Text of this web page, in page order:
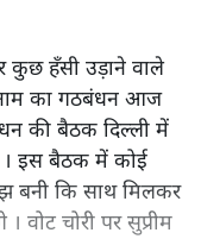
हँसी उड़ाने वाले
नाम का गठबंधन आज
की बैठक दिल्ली में
। इस बैठक में कोई
बनी कि साथ मिलकर
वोट चोरी पर सुप्रीम